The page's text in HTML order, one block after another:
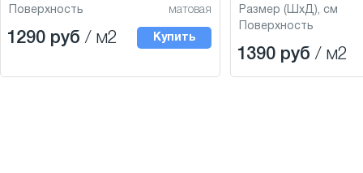
Поверхность
матовая
1290 руб / м2 Купить
Размер (ШхД), см
Поверхность
1390 руб / м2